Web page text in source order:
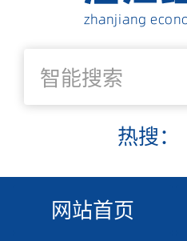
热搜：
网站首页